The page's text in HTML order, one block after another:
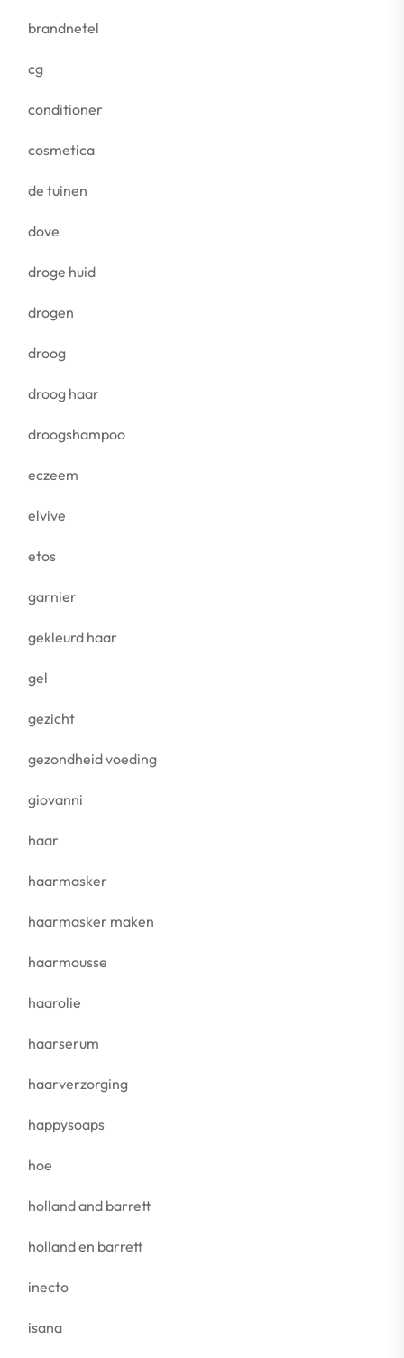
brandnetel
cg
conditioner
cosmetica
de tuinen
dove
droge huid
drogen
droog
droog haar
droogshampoo
eczeem
elvive
etos
garnier
gekleurd haar
gel
gezicht
gezondheid voeding
giovanni
haar
haarmasker
haarmasker maken
haarmousse
haarolie
haarserum
haarverzorging
happysoaps
hoe
holland and barrett
holland en barrett
inecto
isana